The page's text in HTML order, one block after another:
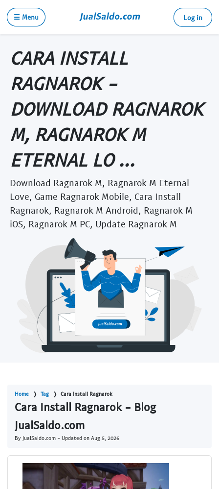
☰ Menu Log in
CARA INSTALL
RAGNAROK -
DOWNLOAD RAGNAROK
M, RAGNAROK M
ETERNAL LO ...
Download Ragnarok M, Ragnarok M Eternal
Love, Game Ragnarok Mobile, Cara Install
Ragnarok, Ragnarok M Android, Ragnarok M
iOS, Ragnarok M PC, Update Ragnarok M
Home Tag Cara Install Ragnarok
Cara Install Ragnarok - Blog
JualSaldo.com
By JualSaldo.com - Updated on Aug 5, 2026